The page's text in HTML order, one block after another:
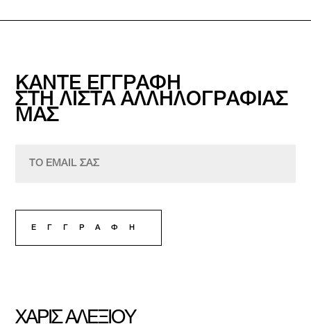
ΚΑΝΤΕ ΕΓΓΡΑΦΗ
ΣΤΗ ΛΙΣΤΑ ΑΛΛΗΛΟΓΡΑΦΙΑΣ
ΜΑΣ
ΧΑΡΙΣ ΑΛΕΞΙΟΥ